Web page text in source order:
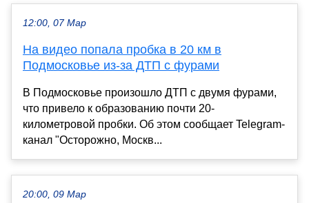
12:00, 07 Мар
На видео попала пробка в 20 км в
Подмосковье из-за ДТП с фурами
В Подмосковье произошло ДТП с двумя фурами,
что привело к образованию почти 20-
километровой пробки. Об этом сообщает Telegram-
канал "Осторожно, Москв...
20:00, 09 Мар